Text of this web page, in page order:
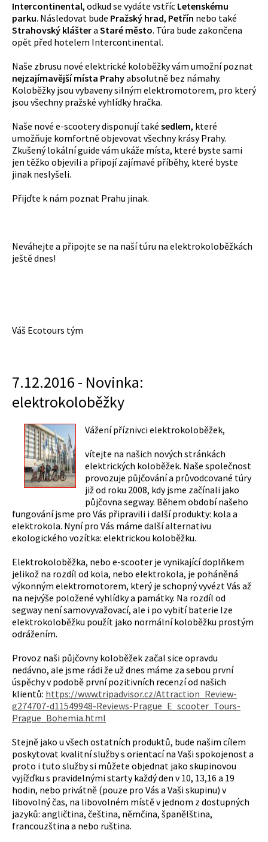
Intercontinental, odkud se vydáte vstříc Letenskému
parku. Následovat bude Pražský hrad, Petřín nebo také
Strahovský kláštera Staré město. Túra bude zakončena
opět před hotelem Intercontinental.
Naše zbrusu nové elektrické koloběžky vám umožní poznat
nejzajímavější místa Prahyabsolutně bez námahy.
Koloběžky jsou vybaveny silným elektromotorem, pro který
jsou všechny pražské vyhlídky hračka.
Naše nové e-scootery disponují také sedlem, které
umožňuje komfortně objevovat všechny krásy Prahy.
Zkušený lokální guide vám ukáže místa, které byste sami
jen těžko objevili a připojí zajímavé příběhy, které byste
jinak neslyšeli.
Přijďte k nám poznat Prahu jinak.
Neváhejte a připojte se na naší túru na elektrokoloběžkách
ještě dnes!
Váš Ecotours tým
7.12.2016 - Novinka:
elektrokoloběžky
Vážení příznivci elektrokoloběžek,
vítejte na našich nových stránkách
elektrických koloběžek. Naše společnost
provozuje půjčování a průvodcované túry
již od roku 2008, kdy jsme začínali jako
půjčovna segway. Během období našeho
fungování jsme pro Vás připravili i další produkty: kola a
elektrokola. Nyní pro Vás máme další alternativu
ekologického vozítka: elektrickou koloběžku.
Elektrokoloběžka, nebo e-scooter je vynikající doplňkem
jelikož na rozdíl od kola, nebo elektrokola, je poháněná
výkonným elektromotorem, který je schopný vyvézt Vás až
na nejvýše položené vyhlídky a památky. Na rozdíl od
segway není samovyvažovací, ale i po vybití baterie lze
elektrokoloběžku použít jako normální koloběžku prostým
odrážením.
Provoz naši půjčovny koloběžek začal sice opravdu
nedávno, ale jsme rádi že už dnes máme za sebou první
úspěchy v podobě první pozitivních recenzí od našich
klientů: https://www.tripadvisor.cz/Attraction_Review-
g274707-d11549948-Reviews-Prague_E_scooter_Tours-
Prague_Bohemia.html
Stejně jako u všech ostatních produktů, bude našim cílem
poskytovat kvalitní služby s orientací na Vaši spokojenost a
proto i tuto služby si můžete objednat jako skupinovou
vyjížďku s pravidelnými starty každý den v 10, 13,16 a 19
hodin, nebo privátně (pouze pro Vás a Vaši skupinu) v
libovolný čas, na libovolném místě v jednom z dostupných
jazyků: angličtina, čeština, němčina, španělština,
francouzština a nebo ruština.